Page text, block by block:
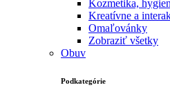
Kozmetika,
Kreatívne a
Omaľovánky
Zobraziť všetky
Obuv
Podkategórie